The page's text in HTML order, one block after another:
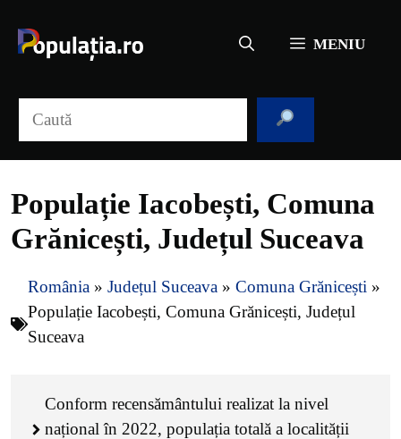
conținut
MENIU
Populație Iacobești, Comuna
Grănicești, Județul Suceava
România » Județul Suceava » Comuna Grănicești »
Populație Iacobești, Comuna Grănicești, Județul
Suceava
Conform recensământului realizat la nivel
național în 2022, populația totală a localității